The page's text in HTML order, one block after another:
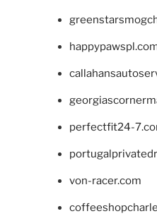
perfectfit24-
von-racer.com